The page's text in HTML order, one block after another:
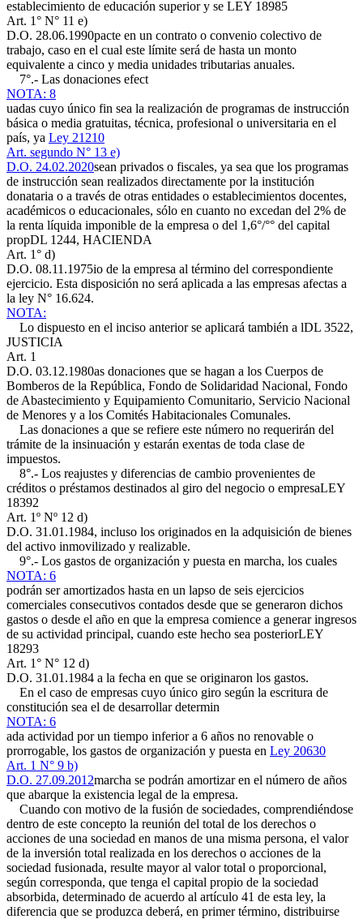
establecimiento de educación superior y se LEY 18985
Art. 1° N° 11 e)
D.O. 28.06.1990pacte en un contrato o convenio colectivo de
trabajo, caso en el cual este límite será de hasta un monto
equivalente a cinco y media unidades tributarias anuales.
7°.- Las donaciones efect
NOTA: 8
uadas cuyo único fin sea la realización de programas de instrucción
básica o media gratuitas, técnica, profesional o universitaria en el
país, ya Ley 21210
Art. segundo N° 13 e)
D.O. 24.02.2020sean privados o fiscales, ya sea que los programas
de instrucción sean realizados directamente por la institución
donataria o a través de otras entidades o establecimientos docentes,
académicos o educacionales, sólo en cuanto no excedan del 2% de
la renta líquida imponible de la empresa o del 1,6°/°° del capital
propDL 1244, HACIENDA
Art. 1° d)
D.O. 08.11.1975io de la empresa al término del correspondiente
ejercicio. Esta disposición no será aplicada a las empresas afectas a
la ley N° 16.624.
NOTA:
Lo dispuesto en el inciso anterior se aplicará también a lDL 3522,
JUSTICIA
Art. 1
D.O. 03.12.1980as donaciones que se hagan a los Cuerpos de
Bomberos de la República, Fondo de Solidaridad Nacional, Fondo
de Abastecimiento y Equipamiento Comunitario, Servicio Nacional
de Menores y a los Comités Habitacionales Comunales.
Las donaciones a que se refiere este número no requerirán del
trámite de la insinuación y estarán exentas de toda clase de
impuestos.
8°.- Los reajustes y diferencias de cambio provenientes de
créditos o préstamos destinados al giro del negocio o empresaLEY
18392
Art. 1º Nº 12 d)
D.O. 31.01.1984, incluso los originados en la adquisición de bienes
del activo inmovilizado y realizable.
9°.- Los gastos de organización y puesta en marcha, los cuales
NOTA: 6
podrán ser amortizados hasta en un lapso de seis ejercicios
comerciales consecutivos contados desde que se generaron dichos
gastos o desde el año en que la empresa comience a generar ingresos
de su actividad principal, cuando este hecho sea posteriorLEY
18293
Art. 1° N° 12 d)
D.O. 31.01.1984 a la fecha en que se originaron los gastos.
En el caso de empresas cuyo único giro según la escritura de
constitución sea el de desarrollar determin
NOTA: 6
ada actividad por un tiempo inferior a 6 años no renovable o
prorrogable, los gastos de organización y puesta en Ley 20630
Art. 1 N° 9 b)
D.O. 27.09.2012marcha se podrán amortizar en el número de años
que abarque la existencia legal de la empresa.
Cuando con motivo de la fusión de sociedades, comprendiéndose
dentro de este concepto la reunión del total de los derechos o
acciones de una sociedad en manos de una misma persona, el valor
de la inversión total realizada en los derechos o acciones de la
sociedad fusionada, resulte mayor al valor total o proporcional,
según corresponda, que tenga el capital propio de la sociedad
absorbida, determinado de acuerdo al artículo 41 de esta ley, la
diferencia que se produzca deberá, en primer término, distribuirse